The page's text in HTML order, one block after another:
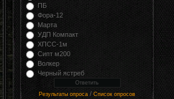
ПБ
Фора-12
Марта
УДП Компакт
ХПСС-1м
Сипт м200
Волкер
Черный ястреб
Результаты опроса / Список опросов